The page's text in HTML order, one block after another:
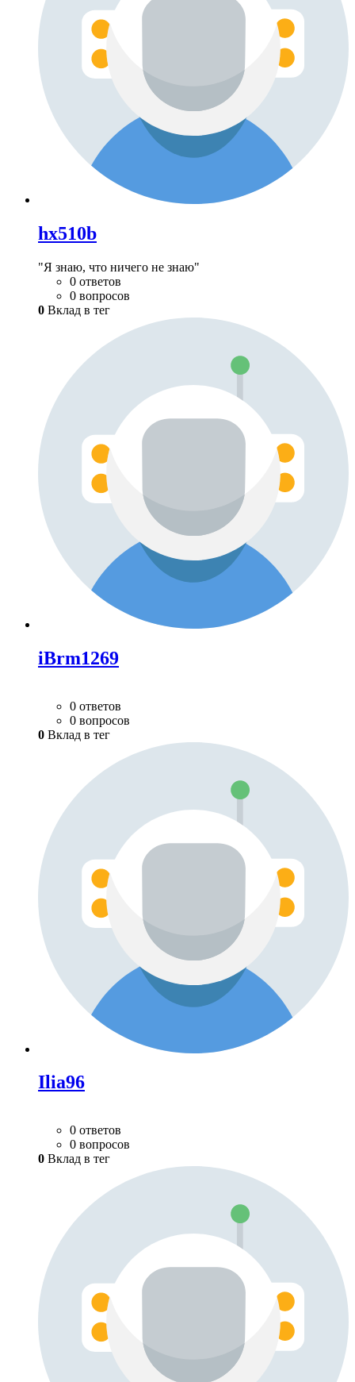
hx510b
"Я знаю, что ничего не знаю"
0 ответов
0 вопросов
0 Вклад в тег
iBrm1269
0 ответов
0 вопросов
0 Вклад в тег
Ilia96
0 ответов
0 вопросов
0 Вклад в тег